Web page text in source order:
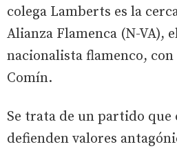
colega Lamberts es la
Alianza Flamenca (N-VA),
nacionalista flamenco,
Comín.
Se trata de un partido que
defienden valores